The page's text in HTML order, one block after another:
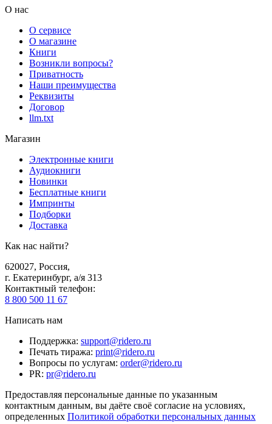
О нас
О сервисе
О магазине
Книги
Возникли вопросы?
Приватность
Наши преимущества
Реквизиты
Договор
llm.txt
Магазин
Электронные книги
Аудиокниги
Новинки
Бесплатные книги
Импринты
Подборки
Доставка
Как нас найти?
620027, Россия,
г. Екатеринбург, а/я 313
Контактный телефон:
8 800 500 11 67
Написать нам
Поддержка: support@ridero.ru
Печать тиража: print@ridero.ru
Вопросы по услугам: order@ridero.ru
PR: pr@ridero.ru
Предоставляя персональные данные по указанным
контактным данным, вы даёте своё согласие на условиях,
определенных Политикой обработки персональных данных